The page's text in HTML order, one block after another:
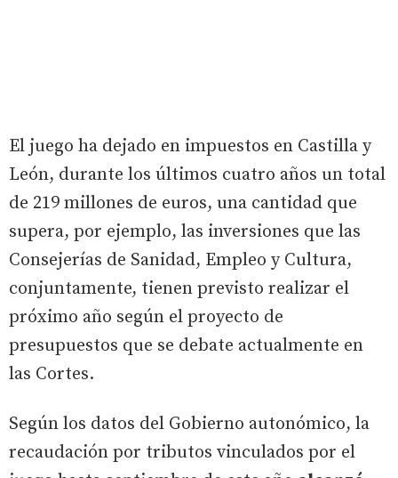
El juego ha dejado en impuestos en Castilla y
León, durante los últimos cuatro años un total
de 219 millones de euros, una cantidad que
supera, por ejemplo, las inversiones que las
Consejerías de Sanidad, Empleo y Cultura,
conjuntamente, tienen previsto realizar el
próximo año según el proyecto de
presupuestos que se debate actualmente en
las Cortes.
Según los datos del Gobierno autonómico, la
recaudación por tributos vinculados por el